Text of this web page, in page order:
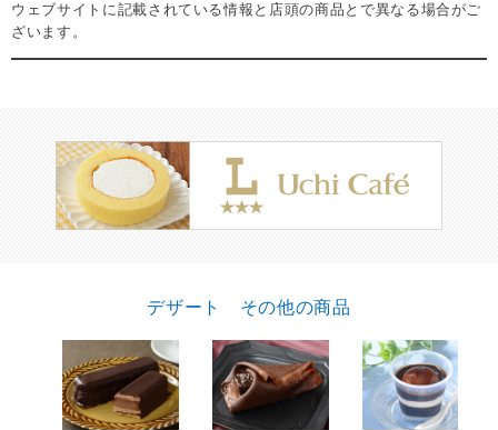
ウェブサイトに記載されている情報と店頭の商品とで異なる場合がご
ざいます。
デザート その他の商品